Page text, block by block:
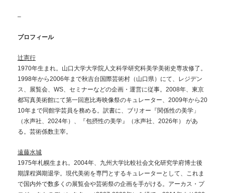
–
プロフィール
辻憲行
1970年生まれ。山口大学大学院人文科学研究科美学美術史専攻修了。
1998年から2006年まで秋吉台国際芸術村（山口県）にて、レジデン
ス、展覧会、WS、セミナーなどの企画・運営に従事。2008年、東京
都写真美術館にて第一回恵比寿映像祭のキュレーター、2009年から20
10年まで同館学芸員を務める。訳書に、ブリオー『関係性の美学」
（水声社、2024年）、『包摂性の美学』（水声社、2026年） があ
る。芸術係数主宰。
遠藤水城
1975年札幌生まれ。2004年、九州大学比較社会文化研究学府博士後
期課程満期退学。現代美術を専門とするキュレーターとして、これま
で国内外で数多くの展覧会や芸術祭の企画を手がける。アーカス・プ